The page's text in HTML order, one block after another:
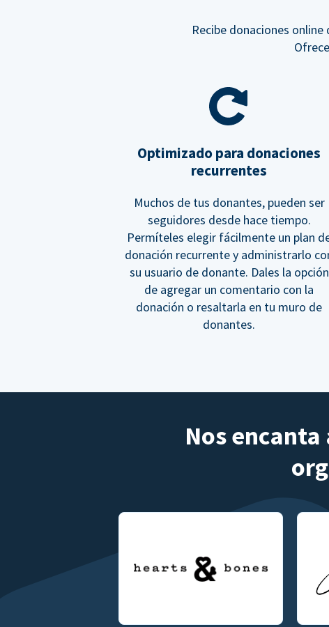
Recibe donaciones
Optimizado para donaciones
recurrentes
Muchos de tus donantes, pueden ser
seguidores desde hace tiempo.
Permíteles elegir fácilmente un plan
donación recurrente y administrarlo
su usuario de donante. Dales la opción
de agregar un comentario con la
donación o resaltarla en tu muro de
donantes.
Nos